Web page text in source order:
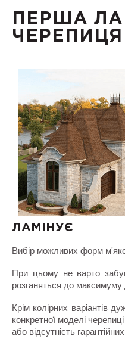
ПЕРША
ЧЕРЕПИЦЯ
ЛАМІНУЄ
Вибір можливих форм
При цьому не варто
розганяться до максимуму
Крім колірних варіантів
конкретної моделі
або відсутність